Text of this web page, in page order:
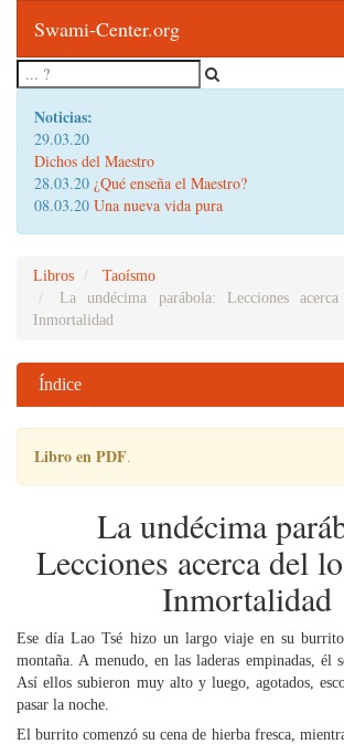
Swami-Center.org
Noticias:
29.03.20
Dichos del Maestro
28.03.20 ¿Qué enseña el Maestro?
08.03.20 Una nueva vida pura
Libros
Taoísmo
La undécima parábola: Lecciones
Inmortalidad
Índice
Libro en PDF.
La undécima
Lecciones acerca del
Inmortalidad
Ese día Lao Tsé hizo un largo viaje en su
montaña. A menudo, en las laderas empinadas, él
Así ellos subieron muy alto y luego, agotados,
pasar la noche.
El burrito comenzó su cena de hierba fresca,